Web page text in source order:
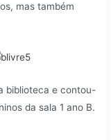
mas também
biblioteca e contou-
da sala 1 ano B.